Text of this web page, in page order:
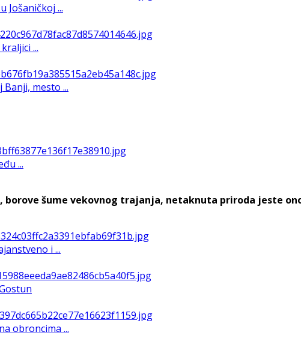
Jošaničkoj ...
...
mesto ...
...
šume vekovnog trajanja, netaknuta priroda jeste
i ...
obroncima ...